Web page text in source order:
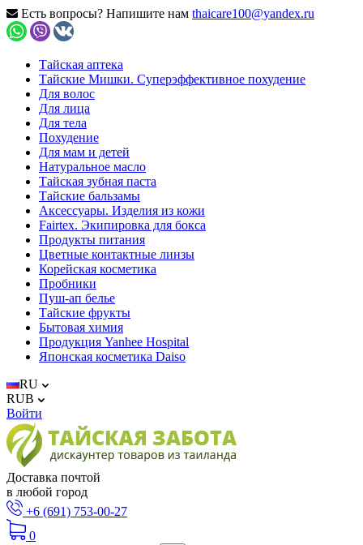
Есть вопросы? Напишите нам thaicare100@yandex.ru
Тайская аптека
Тайские Мишки. Суперэффективное похудение
Для волос
Для лица
Для тела
Похудение
Для мам и детей
Натуральное масло
Тайская зубная паста
Тайские бальзамы
Аксессуары. Изделия из кожи
Fairtex. Экипировка для бокса
Продукты питания
Цветные контактные линзы
Корейская косметика
Пробники
Пуш-ап белье
Тайские фрукты
Бытовая химия
Продукция Yanhee Hospital
Японская косметика Daiso
RU
RUB
Войти
Доставка почтой
в любой город
+6 (691) 753-00-27
0